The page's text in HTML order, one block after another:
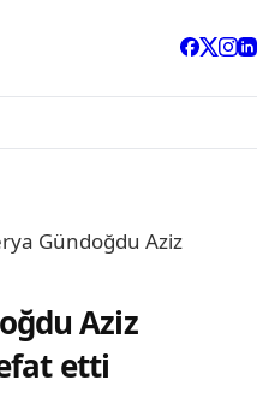
Gündoğdu Aziz
Aziz
etti